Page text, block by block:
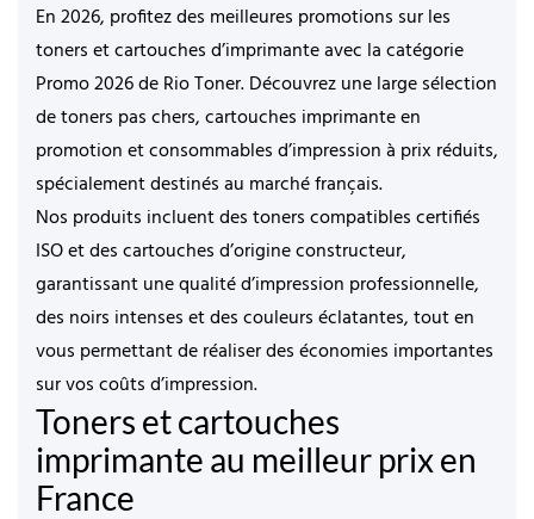
En 2026, profitez des meilleures promotions sur les
toners et cartouches d’imprimanteavec la catégorie
Promo 2026deRio Toner. Découvrez une large sélection
detoners pas chers,cartouches imprimante en
promotionetconsommables d’impression à prix réduits,
spécialement destinés au marché français.
Nos produits incluent destoners compatibles certifiés
ISOet descartouches d’origine constructeur,
garantissant unequalité d’impression professionnelle,
des noirs intenses et des couleurs éclatantes, tout en
vous permettant deréaliser des économies importantes
sur vos coûts d’impression.
Toners et cartouches
imprimante au meilleur prix en
France